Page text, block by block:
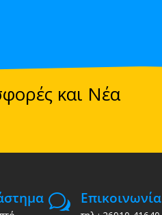
και Νέα
w Επικοινωνία